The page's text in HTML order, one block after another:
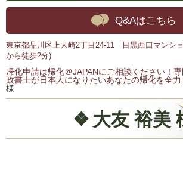
Q&Aはこちら
東京都品川区上大崎2丁目24-11 目黒西口マンシ
から徒歩2分)
帰化申請は帰化＠JAPANにご相談ください！
政書士が日本人になりたいあなたの帰化を全力
様
大友 裕美